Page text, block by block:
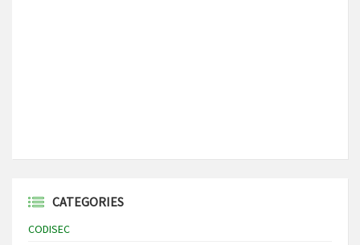
CATEGORIES
CODISEC